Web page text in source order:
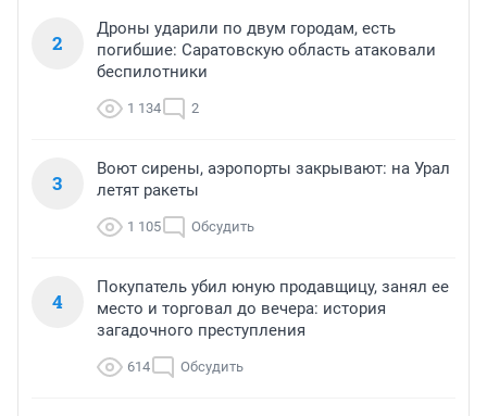
2
Дроны ударили по двум городам, есть
погибшие: Саратовскую область атаковали
беспилотники
1 134 2
3
Воют сирены, аэропорты закрывают: на Урал
летят ракеты
1 105 Обсудить
4
Покупатель убил юную продавщицу, занял ее
место и торговал до вечера: история
загадочного преступления
614 Обсудить